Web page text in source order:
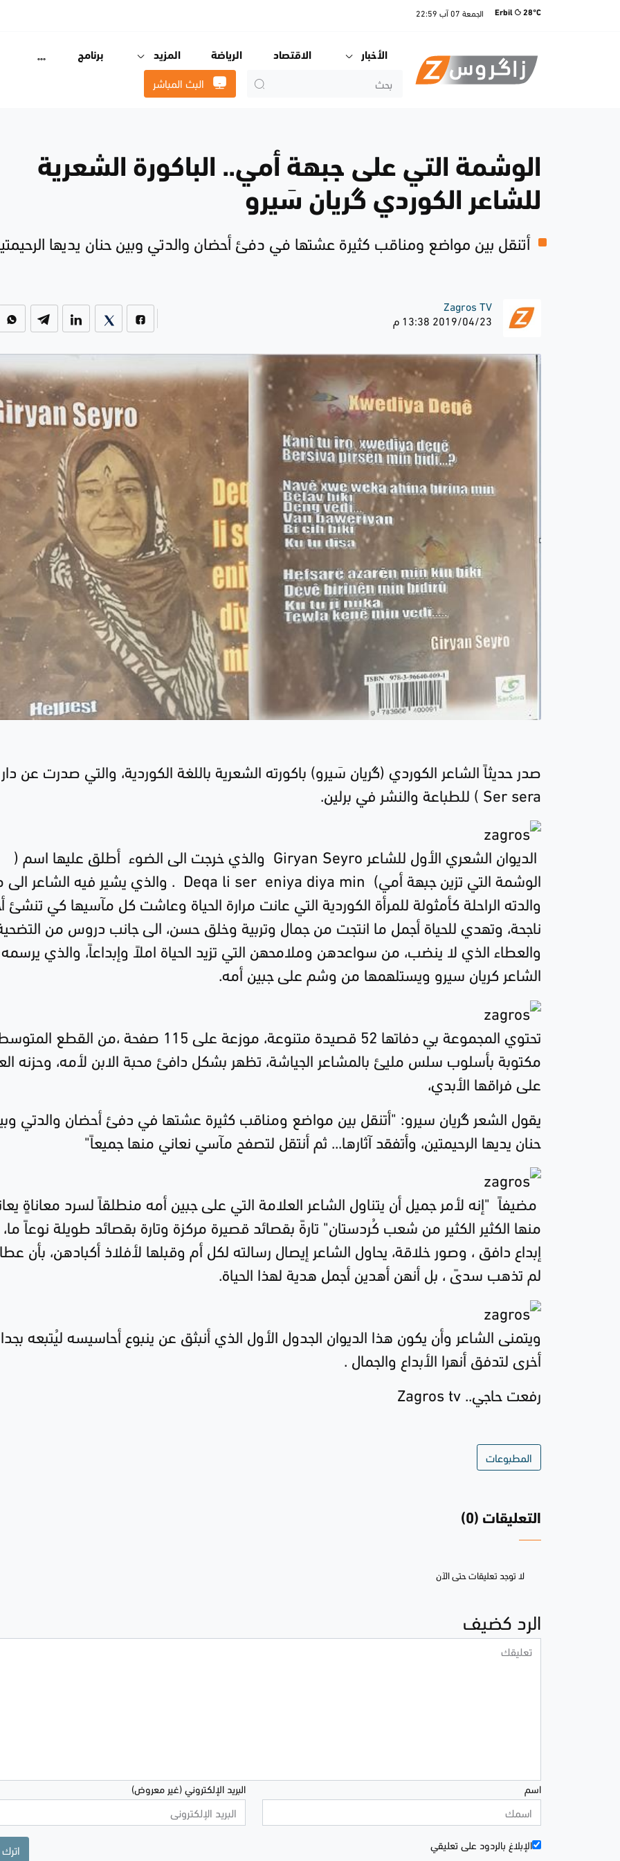
Erbil 28°C الجمعة 07 آب 22:59
الأخبار الاقتصاد الرياضة المزيد برنامج
البث المباشر
الوشمة التي على جبهة أمي.. الباكورة الشعرية
للشاعر الكوردي گريان سَيرو
أتنقل بين مواضع ومناقب كثيرة عشتها في دفئ أحضان والدتي وبين حنان يديها
Zagros TV
2019/04/23 13:38 م
صدر حديثاً الشاعر الكوردي (گريان سَيرو) باكورته الشعرية باللغة الكوردية، والتي صدرت عن دار
Ser sera )
للطباعة والنشر في برلين.
الديوان الشعري الأول للشاعر
والذي خرجت الى الضوء أطلق عليها اسم (
الوشمة التي تزين جبهة أمي)
. والذي يشير فيه الشاعر الى
والدته الراحلة كأمثولة للمرأة الكوردية التي عانت مرارة الحياة وعاشت كل مآسيها كي تنشئ
ناجحة، وتهدي للحياة أجمل ما انتجت من جمال وتربية وخلق حسن، الى جانب دروس من
والعطاء الذي لا ينضب، من سواعدهن وملامحهن التي تزيد الحياة املاً وإبداعاً، والذي يرسمه
الشاعر كريان سيرو ويستلهمها من وشم على جبين أمه.
تحتوي المجموعة بي دفاتها 52 قصيدة متنوعة، موزعة على 115 صفحة ،من القطع
مكتوبة بأسلوب سلس مليئ بالمشاعر الجياشة، تظهر بشكل دافئ محبة الابن لأمه، وحزنه
على فراقها الأبدي،
يقول الشعر گريان سيرو: "أتنقل بين مواضع ومناقب كثيرة عشتها في دفئ أحضان والدتي
حنان يديها الرحيمتين، وأتفقد آثارها... ثم أنتقل لتصفح مآسي نعاني منها جميعاً"
مضيفاً "إنه لأمر جميل أن يتناول الشاعر العلامة التي على جبين أمه منطلقاً لسرد معاناةٍ
منها الكثير الكثير من شعب كُردستان" تارةً بقصائد قصيرة مركزة وتارة بقصائد طويلة نوعاً
إبداع دافق ، وصور خلاقة، يحاول الشاعر إيصال رسالته لكل أم وقبلها لأفلاذ أكبادهن، بأن
لم تذهب سدىً ، بل أنهن أهدين أجمل هدية لهذا الحياة.
ويتمنى الشاعر وأن يكون هذا الديوان الجدول الأول الذي أنبثق عن ينبوع أحاسيسه ليُتبعه
أخرى لتدفق أنهرا الأبداع والجمال .
رفعت حاجي.. Zagros tv
المطبوعات
التعليقات (0)
لا توجد تعليقات حتى الآن
الرد كضيف
اسم البريد الإلكتروني (غير معروض)
الإبلاغ بالردود علی تعليقي